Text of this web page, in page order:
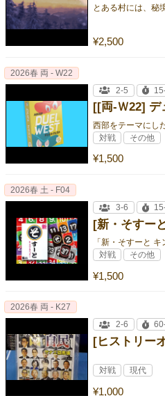
とある村には、秘
¥2,500
¥1,500
2026春 両 - W22
2-5
対戦 その他
[新・そすー
¥1,500
2026春 土 - F04
3-6
対戦 その他
[ヒストリー
¥1,000
2026春 両 - K27
2-6
対戦 現代